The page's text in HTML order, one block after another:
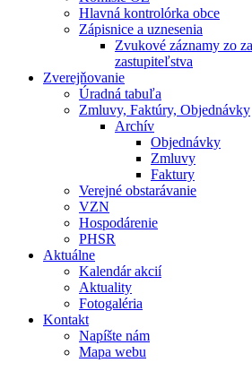
Hlavná kontrolórka obce
Zápisnice a uznesenia
Zvukové záznamy zo
zastupiteľstva
Zverejňovanie
Úradná tabuľa
Zmluvy, Faktúry, Objednávky
Archív
Objednávky
Zmluvy
Faktury
Verejné obstarávanie
VZN
Hospodárenie
PHSR
Aktuálne
Kalendár akcií
Aktuality
Fotogaléria
Kontakt
Napíšte nám
Mapa webu